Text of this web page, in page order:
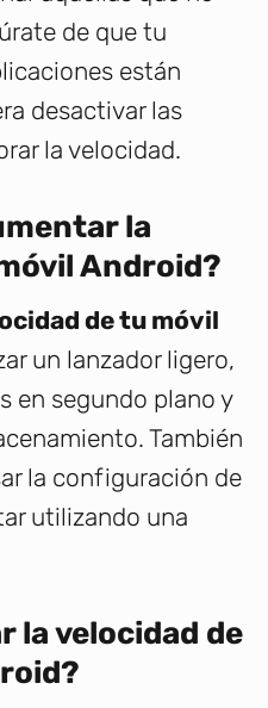
de que tu
están
desactivar las
la velocidad.
la
Android?
de tu móvil
un lanzador ligero,
en segundo plano y
También
la configuración de
utilizando una
la velocidad de